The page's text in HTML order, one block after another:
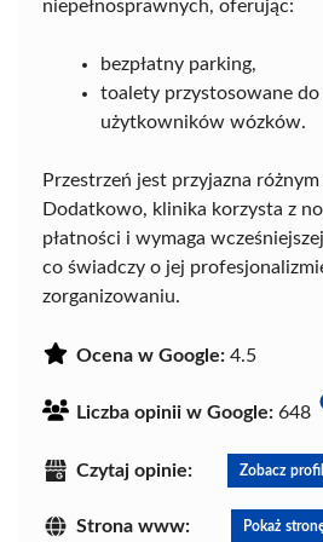
niepełnosprawnych, oferując:
bezpłatny parking,
toalety przystosowane
użytkowników wózków.
Przestrzeń jest przyjazna
Dodatkowo, klinika korzysta z
płatności i wymaga
co świadczy o jej
zorganizowaniu.
Ocena w Google: 4.5
Liczba opinii w Google: 648
Czytaj opinie: Zobacz profil
Strona www: Pokaż